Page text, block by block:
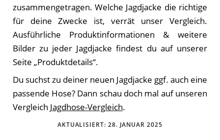
zusammengetragen. Welche Jagdjacke die richtige
für deine Zwecke ist, verrät unser Vergleich.
Ausführliche Produktinformationen & weitere
Bilder zu jeder Jagdjacke findest du auf unserer
Seite „Produktdetails“.
Du suchst zu deiner neuen Jagdjacke ggf. auch eine
passende Hose? Dann schau doch mal auf unseren
Vergleich Jagdhose-Vergleich.
AKTUALISIERT: 28. JANUAR 2025